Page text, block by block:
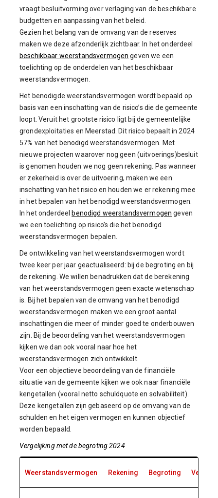
vraagt besluitvorming over verlaging van de beschikbare
budgetten en aanpassing van het beleid.
Gezien het belang van de omvang van de reserves
maken we deze afzonderlijk zichtbaar. In het onderdeel
beschikbaar weerstandsvermogen geven we een
toelichting op de onderdelen van het beschikbaar
weerstandsvermogen.
Het benodigde weerstandsvermogen wordt bepaald op
basis van een inschatting van de risico’s die de gemeente
loopt. Veruit het grootste risico ligt bij de gemeentelijke
grondexploitaties en Meerstad. Dit risico bepaalt in 2024
57% van het benodigd weerstandsvermogen. Met
nieuwe projecten waarover nog geen (uitvoerings)besluit
is genomen houden we nog geen rekening. Pas wanneer
er zekerheid is over de uitvoering, maken we een
inschatting van het risico en houden we er rekening mee
in het bepalen van het benodigd weerstandsvermogen.
In het onderdeel benodigd weerstandsvermogen geven
we een toelichting op risico’s die het benodigd
weerstandsvermogen bepalen.
De ontwikkeling van het weerstandsvermogen wordt
twee keer per jaar geactualiseerd: bij de begroting en bij
de rekening. We willen benadrukken dat de berekening
van het weerstandsvermogen geen exacte wetenschap
is. Bij het bepalen van de omvang van het benodigd
weerstandsvermogen maken we een groot aantal
inschattingen die meer of minder goed te onderbouwen
zijn. Bij de beoordeling van het weerstandsvermogen
kijken we dan ook vooral naar hoe het
weerstandsvermogen zich ontwikkelt.
Voor een objectieve beoordeling van de financiële
situatie van de gemeente kijken we ook naar financiële
kengetallen (vooral netto schuldquote en solvabiliteit).
Deze kengetallen zijn gebaseerd op de omvang van de
schulden en het eigen vermogen en kunnen objectief
worden bepaald.
Vergelijking met de begroting 2024
Weerstandsvermogen Rekening Begroting Verschil